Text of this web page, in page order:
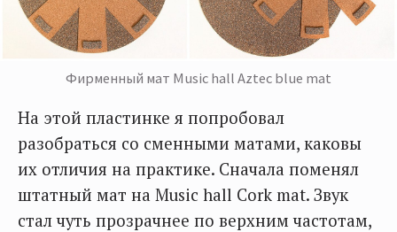
Фирменный мат Music hall Aztec blue mat
На этой пластинке я попробовал
разобраться со сменными матами, каковы
их отличия на практике. Сначала поменял
штатный мат на Music hall Cork mat. Звук
стал чуть прозрачнее по верхним частотам,